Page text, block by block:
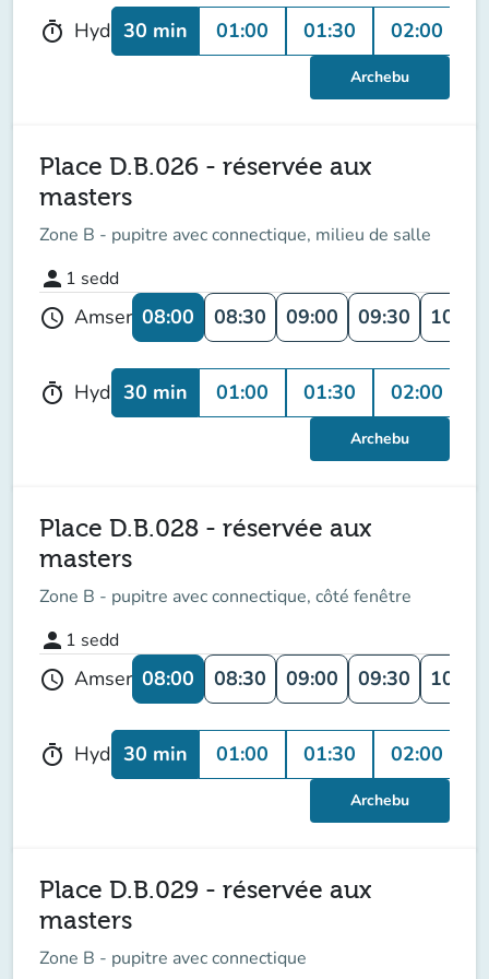
timer Hyd 30 min 01:00 01:30 02:00
Archebu
Place D.B.026 - réservée aux
masters
Zone B - pupitre avec connectique, milieu de salle
person 1 sedd
schedule Amser 08:00 08:30 09:00 09:30 10:00
timer Hyd 30 min 01:00 01:30 02:00
Archebu
Place D.B.028 - réservée aux
masters
Zone B - pupitre avec connectique, côté fenêtre
person 1 sedd
schedule Amser 08:00 08:30 09:00 09:30 10:00
timer Hyd 30 min 01:00 01:30 02:00
Archebu
Place D.B.029 - réservée aux
masters
Zone B - pupitre avec connectique